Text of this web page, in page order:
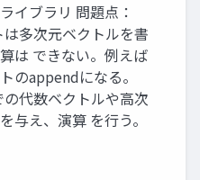
イブラリ 問題点：
多次元ベクトルを書
は できない。例えば
のappendになる。
代数ベクトルや高次
与え、演算 を行う。